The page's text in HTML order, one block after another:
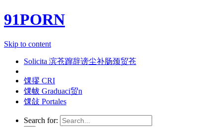
91PORN
Skip to content
Solicita 滨苍蹿辞谤尘补肠颈贸苍
馃摎 CRI
馃帗 Graduaci贸n
馃敆 Portales
Search for: